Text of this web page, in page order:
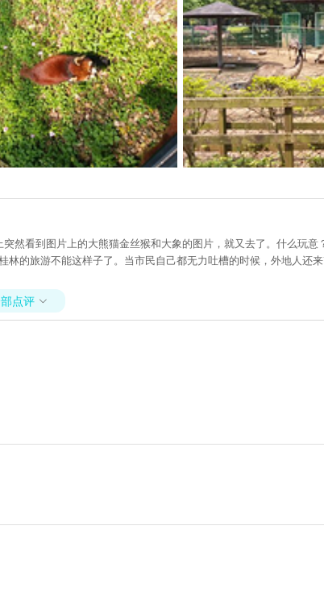
看到图片上的大熊猫金丝猴和大象的图片，就又去了。什么玩意
的旅游不能这样子了。当市民自己都无力吐槽的时候，外地人还来?